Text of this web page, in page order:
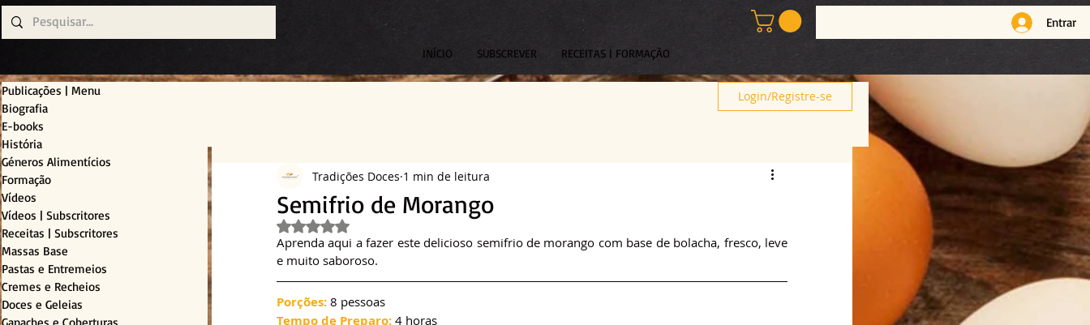
Entrar
INÍCIO SUBSCREVER RECEITAS | FORMAÇÃO
Publicações | Menu
Biografia
E-books
História
Géneros Alimentícios
Formação
Vídeos
Vídeos | Subscritores
Receitas | Subscritores
Massas Base
Pastas e Entremeios
Cremes e Recheios
Doces e Geleias
Login/Registre-se
Semifrio de Morango
Tradições Doces 1 min de leitura
Avaliado com NaN de 5 estrelas.
Aprenda aqui a fazer este delicioso semifrio de morango com base de bolacha, fresco, leve
e muito saboroso.
Porções: 8 pessoas
Tempo de Preparo: 4 horas